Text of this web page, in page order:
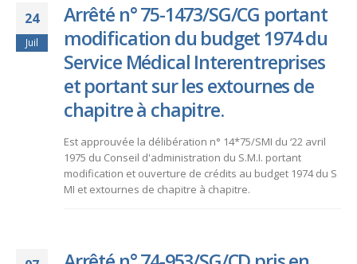
24
Juil
Arrêté n° 75-1473/SG/CG portant
modification du budget 1974 du
Service Médical Interentreprises
et portant sur les extournes de
chapitre à chapitre.
Est approuvée la délibération n° 14*75/SMI du ‘22 avril
1975 du Conseil d'administration du S.M.I. portant
modification et ouverture de crédits au budget 1974 du S
MI et extournes de chapitre à chapitre.